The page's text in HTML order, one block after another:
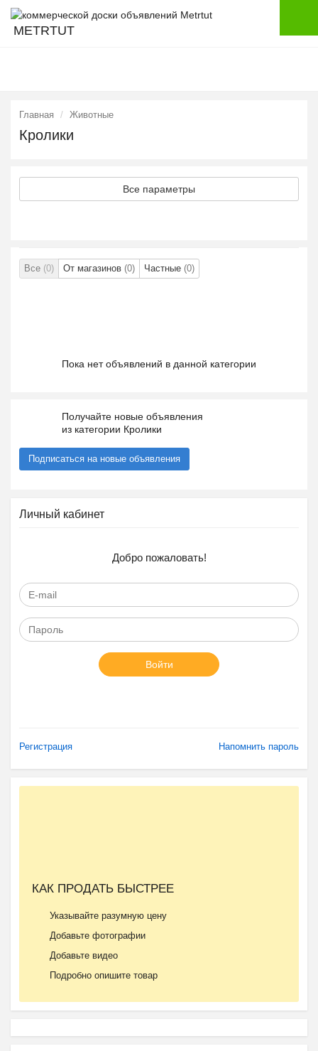
METRTUT
Главная Животные
Кролики
Все параметры
Все (0) От магазинов (0) Частные (0)
Пока нет объявлений в данной категории
Получайте новые объявления
из категории Кролики
Подписаться на новые объявления
Личный кабинет
Добро пожаловать!
Войти
Регистрация Напомнить пароль
КАК ПРОДАТЬ БЫСТРЕЕ
Указывайте разумную цену
Добавьте фотографии
Добавьте видео
Подробно опишите товар